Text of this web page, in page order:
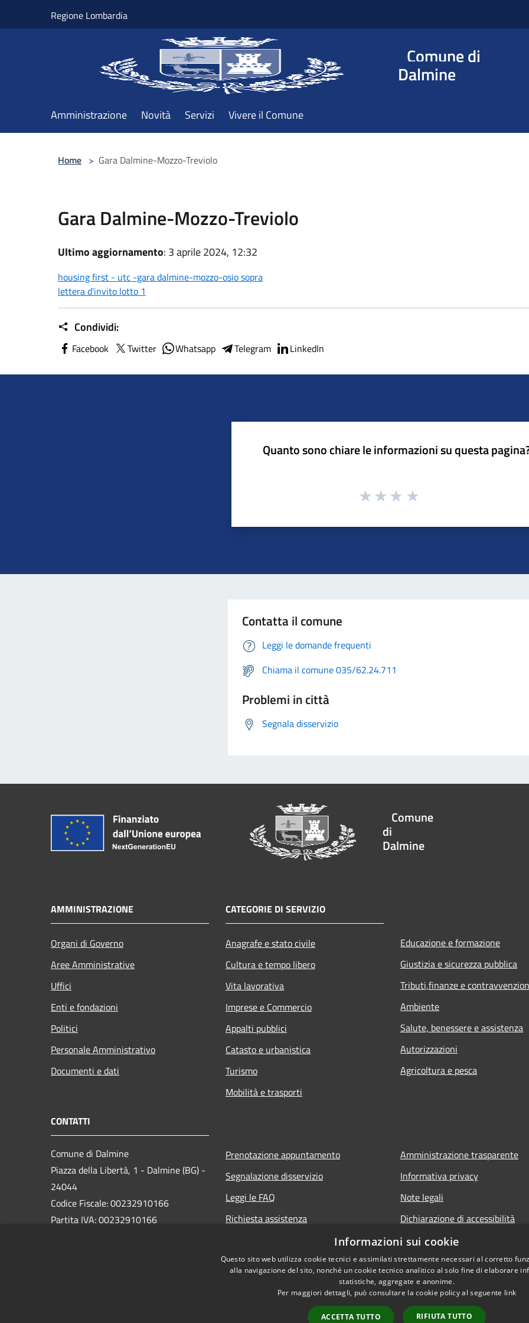
Regione Lombardia
Comune di
Dalmine
Amministrazione Novità Servizi Vivere il Comune
Home > Gara Dalmine-Mozzo-Treviolo
Gara Dalmine-Mozzo-Treviolo
Ultimo aggiornamento: 3 aprile 2024, 12:32
housing first - utc -gara dalmine-mozzo-osio sopra
lettera d'invito lotto 1
Condividi:
Facebook Twitter Whatsapp Telegram LinkedIn
Quanto sono chiare le informazioni su questa
Contatta il comune
Leggi le domande frequenti
Chiama il comune 035/62.24.711
Problemi in città
Segnala disservizio
Comune
di
Dalmine
AMMINISTRAZIONE
Organi di Governo
Aree Amministrative
Uffici
Enti e fondazioni
Politici
Personale Amministrativo
Documenti e dati
CATEGORIE DI SERVIZIO
Anagrafe e stato civile
Cultura e tempo libero
Vita lavorativa
Imprese e Commercio
Appalti pubblici
Catasto e urbanistica
Turismo
Mobilità e trasporti
Educazione e formazione
Giustizia e sicurezza pubblica
Tributi,finanze e
Ambiente
Salute, benessere e assistenza
Autorizzazioni
Agricoltura e pesca
CONTATTI
Comune di Dalmine
Piazza della Libertà, 1 - Dalmine (BG) -
24044
Codice Fiscale: 00232910166
Partita IVA: 00232910166
Prenotazione appuntamento
Segnalazione disservizio
Leggi le FAQ
Richiesta assistenza
Amministrazione trasparente
Informativa privacy
Note legali
Dichiarazione di accessibilità
Piano di miglioramento del sito
Informazioni sui cookie
Questo sito web utilizza cookie tecnici e assimilati strettamente necessari al corretto
alla navigazione del sito, nonché un cookie tecnico analitico al solo fine di elaborare
statistiche, aggregate e anonime.
Per maggiori dettagli, può consultare la cookie policy al seguente link
ACCETTA TUTTO RIFIUTA TUTTO